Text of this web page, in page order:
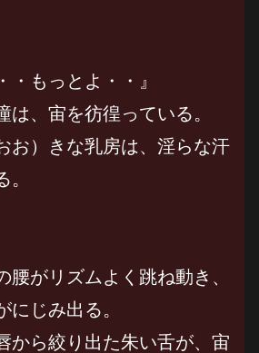
もっとよ・・』
、宙を彷徨っている。
お）きな乳房は、淫らな汗
がリズムよく跳ね動き、
にじみ出る。
ら絞り出た朱い舌が、宙